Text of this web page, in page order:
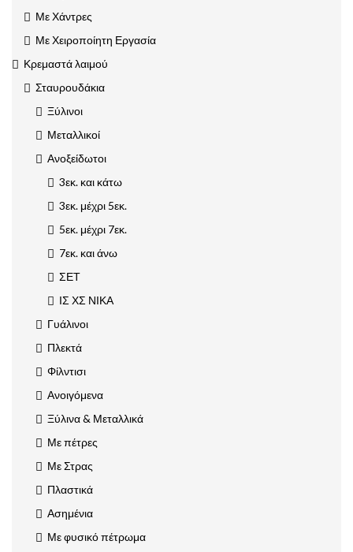
Με Χάντρες
Με Χειροποίητη Εργασία
Κρεμαστά λαιμού
Σταυρουδάκια
Ξύλινοι
Μεταλλικοί
Ανοξείδωτοι
3εκ. και κάτω
3εκ. μέχρι 5εκ.
5εκ. μέχρι 7εκ.
7εκ. και άνω
ΣΕΤ
ΙΣ ΧΣ ΝΙΚΑ
Γυάλινοι
Πλεκτά
Φίλντισι
Ανοιγόμενα
Ξύλινα & Μεταλλικά
Με πέτρες
Με Στρας
Πλαστικά
Ασημένια
Με φυσικό πέτρωμα